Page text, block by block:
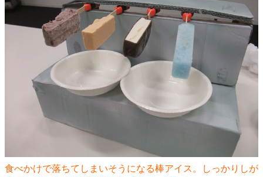
食べかけで落ちてしまいそうになる棒アイス。しっかりしが